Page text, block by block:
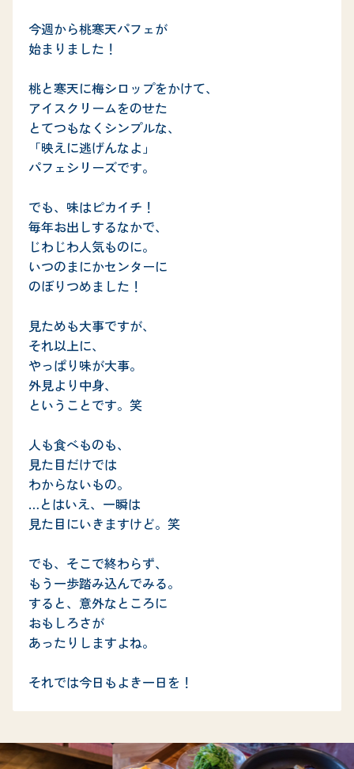
今週から桃寒天パフェが
始まりました！
桃と寒天に梅シロップをかけて、
アイスクリームをのせた
とてつもなくシンプルな、
「映えに逃げんなよ」
パフェシリーズです。
でも、味はピカイチ！
毎年お出しするなかで、
じわじわ人気ものに。
いつのまにかセンターに
のぼりつめました！
見ためも大事ですが、
それ以上に、
やっぱり味が大事。
外見より中身、
ということです。笑
人も食べものも、
見た目だけでは
わからないもの。
…とはいえ、一瞬は
見た目にいきますけど。笑
でも、そこで終わらず、
もう一歩踏み込んでみる。
すると、意外なところに
おもしろさが
あったりしますよね。
それでは今日もよき一日を！